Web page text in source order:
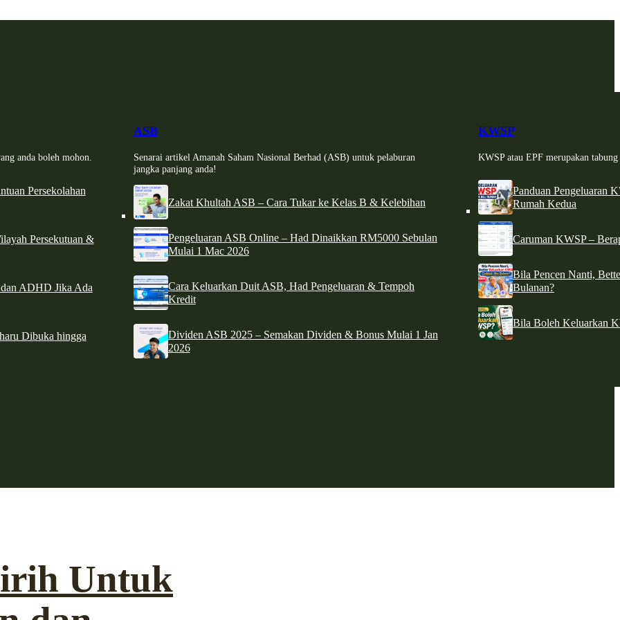
anda boleh mohon.
Persekolahan
Persekutuan &
ADHD Jika Ada
Dibuka hingga
ASB
Senarai artikel Amanah Saham Nasional Berhad (ASB) untuk pelaburan
jangka panjang anda!
Zakat Khultah ASB – Cara Tukar ke Kelas B & Kelebihan
Pengeluaran ASB Online – Had Dinaikkan RM5000 Sebulan
Mulai 1 Mac 2026
Cara Keluarkan Duit ASB, Had Pengeluaran & Tempoh
Kredit
Dividen ASB 2025 – Semakan Dividen & Bonus Mulai 1 Jan
2026
KWSP
KWSP atau EPF merupakan
Panduan Pengeluaran
Rumah Kedua
Caruman KWSP –
Bila Pencen Nanti,
Bulanan?
Bila Boleh Keluarkan
Untuk